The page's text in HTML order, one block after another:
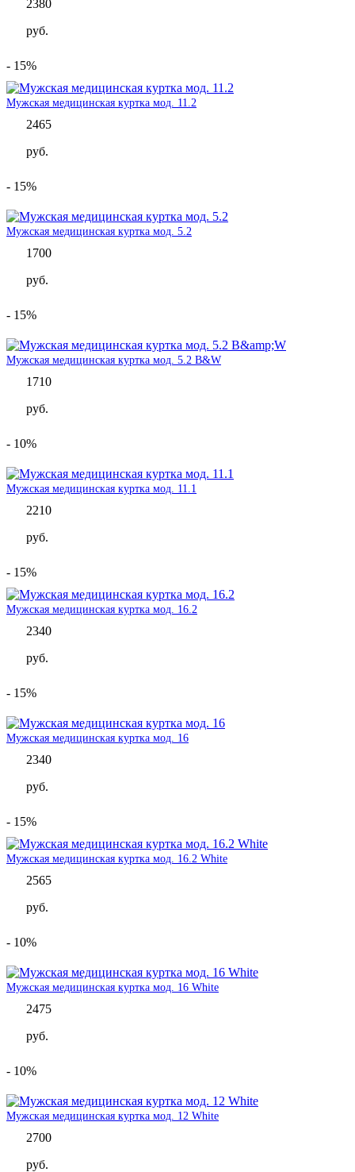
2380
руб.
- 15%
Мужская медицинская куртка мод. 11.2
2465
руб.
- 15%
Мужская медицинская куртка мод. 5.2
1700
руб.
- 15%
Мужская медицинская куртка мод. 5.2 B&W
1710
руб.
- 10%
Мужская медицинская куртка мод. 11.1
2210
руб.
- 15%
Мужская медицинская куртка мод. 16.2
2340
руб.
- 15%
Мужская медицинская куртка мод. 16
2340
руб.
- 15%
Мужская медицинская куртка мод. 16.2 White
2565
руб.
- 10%
Мужская медицинская куртка мод. 16 White
2475
руб.
- 10%
Мужская медицинская куртка мод. 12 White
2700
руб.